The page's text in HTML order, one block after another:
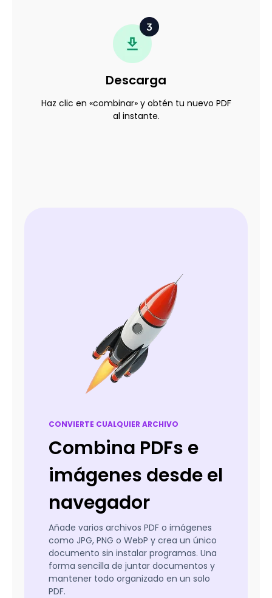
Descarga
Haz clic en «combinar» y obtén tu nuevo PDF
al instante.
CONVIERTE CUALQUIER ARCHIVO
Combina PDFs e
imágenes desde el
navegador
Añade varios archivos PDF o imágenes
como JPG, PNG o WebP y crea un único
documento sin instalar programas. Una
forma sencilla de juntar documentos y
mantener todo organizado en un solo
PDF.